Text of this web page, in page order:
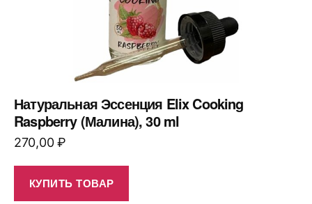
Натуральная Эссенция Elix Cooking
Raspberry (Малина), 30 ml
270,00₽
КУПИТЬ ТОВАР